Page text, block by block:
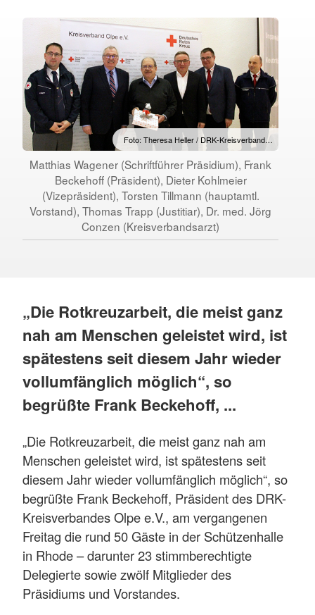
Foto: Theresa Heller / DRK-Kreisverband…
Matthias Wagener (Schriftführer Präsidium), Frank
Beckehoff (Präsident), Dieter Kohlmeier
(Vizepräsident), Torsten Tillmann (hauptamtl.
Vorstand), Thomas Trapp (Justitiar), Dr. med. Jörg
Conzen (Kreisverbandsarzt)
„Die Rotkreuzarbeit, die meist ganz
nah am Menschen geleistet wird, ist
spätestens seit diesem Jahr wieder
vollumfänglich möglich“, so
begrüßte Frank Beckehoff, ...
„Die Rotkreuzarbeit, die meist ganz nah am
Menschen geleistet wird, ist spätestens seit
diesem Jahr wieder vollumfänglich möglich“, so
begrüßte Frank Beckehoff, Präsident des DRK-
Kreisverbandes Olpe e.V., am vergangenen
Freitag die rund 50 Gäste in der Schützenhalle
in Rhode – darunter 23 stimmberechtigte
Delegierte sowie zwölf Mitglieder des
Präsidiums und Vorstandes.